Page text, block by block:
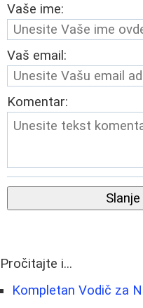
Vaše ime:
Vaš email:
Komentar:
Pročitajte i...
Kompletan Vodič za